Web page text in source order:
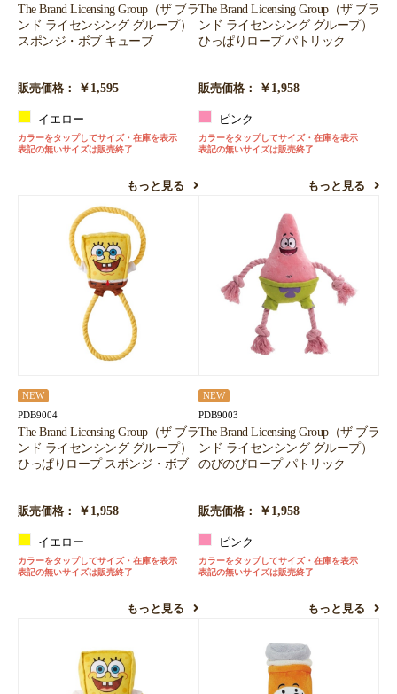
The Brand Licensing Group（ザ ブラ
ンド ライセンシング グループ）
スポンジ・ボブ キューブ
販売価格： ￥1,595
イエロー
カラーをタップしてサイズ・在庫を表示
表記の無いサイズは販売終了
もっと見る
The Brand Licensing Group（ザ ブラ
ンド ライセンシング グループ）
ひっぱりロープ パトリック
販売価格： ￥1,958
ピンク
カラーをタップしてサイズ・在庫を表示
表記の無いサイズは販売終了
もっと見る
NEW
PDB9004
The Brand Licensing Group（ザ ブラ
ンド ライセンシング グループ）
ひっぱりロープ スポンジ・ボブ
販売価格： ￥1,958
イエロー
カラーをタップしてサイズ・在庫を表示
表記の無いサイズは販売終了
もっと見る
NEW
PDB9003
The Brand Licensing Group（ザ ブラ
ンド ライセンシング グループ）
のびのびロープ パトリック
販売価格： ￥1,958
ピンク
カラーをタップしてサイズ・在庫を表示
表記の無いサイズは販売終了
もっと見る